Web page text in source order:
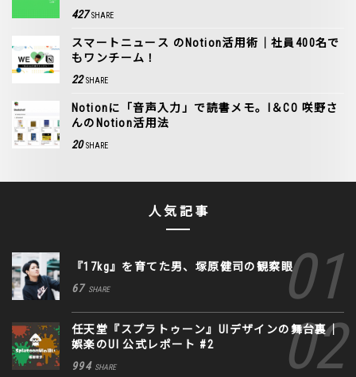
427 SHARE
スマートニュース のNotion活用術｜社員400名で
もワンチーム！
22 SHARE
Notionに「音声入力」で読書メモ。I＆CO 咲野さ
んのNotion活用法
20 SHARE
人気記事
『17kg』を育てた男、塚原健司の観察眼
67 SHARE
任天堂『スプラトゥーン』UIデザインの舞台裏｜
娯楽のUI 公式レポート #2
994 SHARE